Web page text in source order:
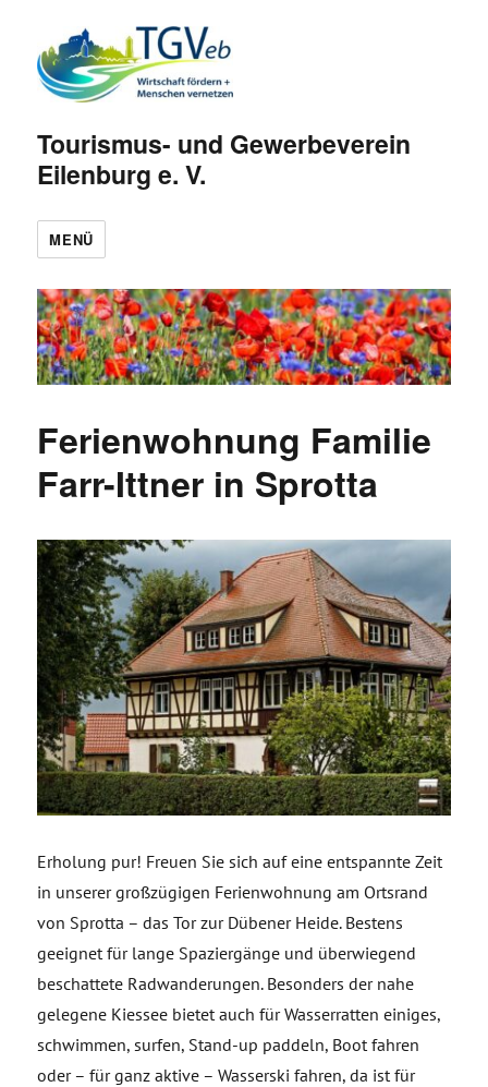
Tourismus- und Gewerbeverein
Eilenburg e. V.
MENÜ
Ferienwohnung Familie
Farr-Ittner in Sprotta
Erholung pur! Freuen Sie sich auf eine entspannte Zeit
in unserer großzügigen Ferienwohnung am Ortsrand
von Sprotta – das Tor zur Dübener Heide. Bestens
geeignet für lange Spaziergänge und überwiegend
beschattete Radwanderungen. Besonders der nahe
gelegene Kiessee bietet auch für Wasserratten einiges,
schwimmen, surfen, Stand-up paddeln, Boot fahren
oder – für ganz aktive – Wasserski fahren, da ist für